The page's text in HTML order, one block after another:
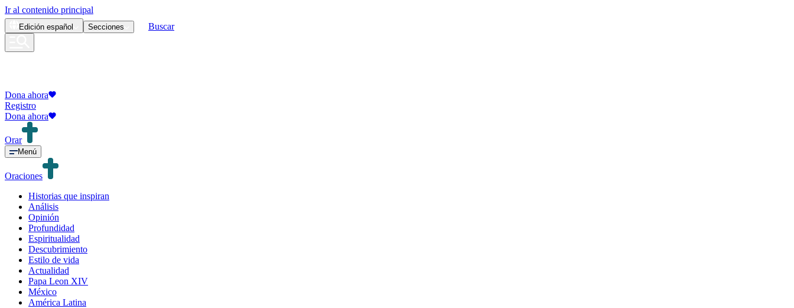
Ir al contenido principal
Edición español Secciones Buscar
Dona ahora
Registro
Dona ahora
Orar
Menú
Oraciones
Historias que inspiran
Análisis
Opinión
Profundidad
Espiritualidad
Descubrimiento
Estilo de vida
Actualidad
Papa Leon XIV
México
América Latina